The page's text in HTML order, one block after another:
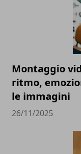
Montaggio
ritmo,
le immagini
26/11/2025